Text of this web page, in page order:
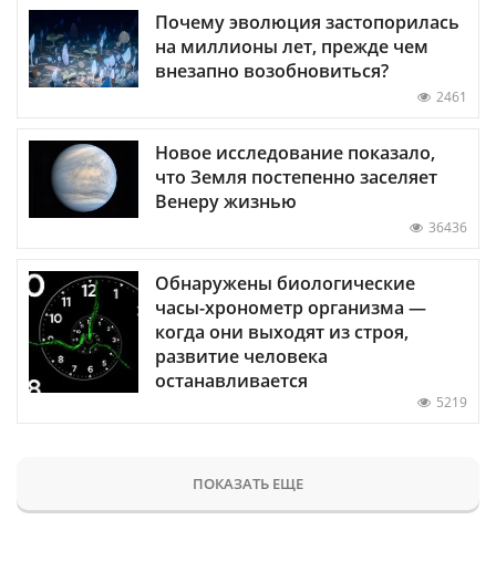
Почему эволюция застопорилась
на миллионы лет, прежде чем
внезапно возобновиться?
2461
Новое исследование показало,
что Земля постепенно заселяет
Венеру жизнью
36436
Обнаружены биологические
часы-хронометр организма —
когда они выходят из строя,
развитие человека
останавливается
5219
ПОКАЗАТЬ ЕЩЕ